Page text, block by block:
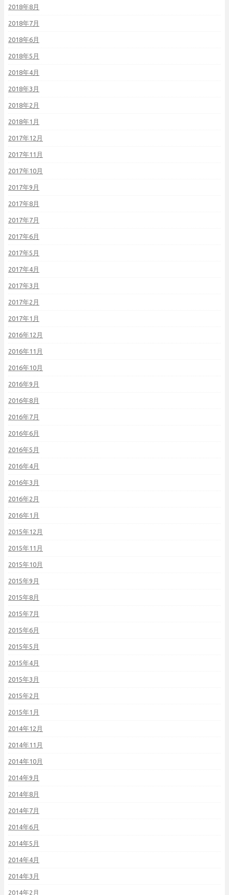
2018年8月
2018年7月
2018年6月
2018年5月
2018年4月
2018年3月
2018年2月
2018年1月
2017年12月
2017年11月
2017年10月
2017年9月
2017年8月
2017年7月
2017年6月
2017年5月
2017年4月
2017年3月
2017年2月
2017年1月
2016年12月
2016年11月
2016年10月
2016年9月
2016年8月
2016年7月
2016年6月
2016年5月
2016年4月
2016年3月
2016年2月
2016年1月
2015年12月
2015年11月
2015年10月
2015年9月
2015年8月
2015年7月
2015年6月
2015年5月
2015年4月
2015年3月
2015年2月
2015年1月
2014年12月
2014年11月
2014年10月
2014年9月
2014年8月
2014年7月
2014年6月
2014年5月
2014年4月
2014年3月
2014年2月